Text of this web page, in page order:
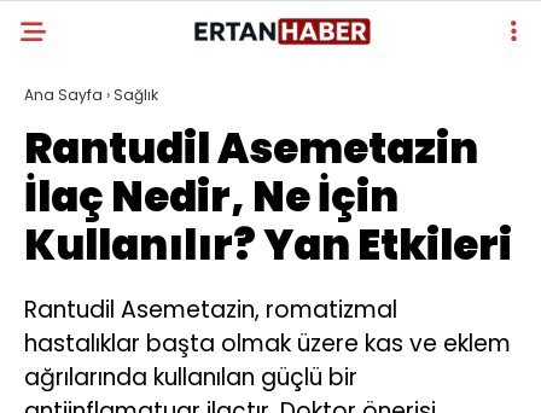
Ana Sayfa › Sağlık
Rantudil Asemetazin
İlaç Nedir, Ne İçin
Kullanılır? Yan Etkileri
Rantudil Asemetazin, romatizmal
hastalıklar başta olmak üzere kas ve eklem
ağrılarında kullanılan güçlü bir